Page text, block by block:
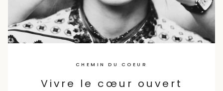
CHEMIN DU COEUR
Vivre le cœur ouvert